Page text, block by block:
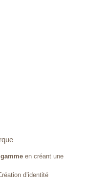
en créant une
d’identité